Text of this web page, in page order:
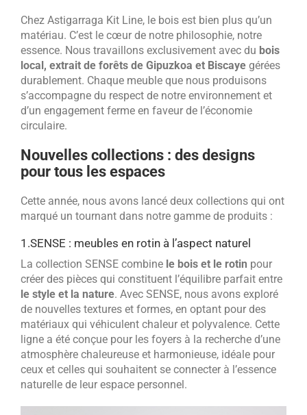
Chez Astigarraga Kit Line, le bois est bien plus qu’un
matériau. C’est le cœur de notre philosophie, notre
essence. Nous travaillons exclusivement avec du bois
local, extrait de forêts de Gipuzkoa et Biscaye gérées
durablement. Chaque meuble que nous produisons
s’accompagne du respect de notre environnement et
d’un engagement ferme en faveur de l’économie
circulaire.
Nouvelles collections : des designs
pour tous les espaces
Cette année, nous avons lancé deux collections qui ont
marqué un tournant dans notre gamme de produits :
1.SENSE : meubles en rotin à l’aspect naturel
La collection SENSE combine le bois et le rotin pour
créer des pièces qui constituent l’équilibre parfait entre
le style et la nature. Avec SENSE, nous avons exploré
de nouvelles textures et formes, en optant pour des
matériaux qui véhiculent chaleur et polyvalence. Cette
ligne a été conçue pour les foyers à la recherche d’une
atmosphère chaleureuse et harmonieuse, idéale pour
ceux et celles qui souhaitent se connecter à l’essence
naturelle de leur espace personnel.